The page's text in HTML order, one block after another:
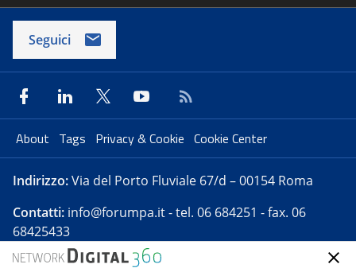
Seguici
About Tags Privacy & Cookie Cookie Center
Indirizzo:Via del Porto Fluviale 67/d – 00154 Roma
Contatti: info@forumpa.it- tel. 06 684251 - fax. 06
68425433